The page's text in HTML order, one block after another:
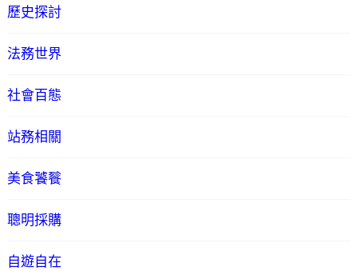
歷史探討
法務世界
社會百態
站務相關
美食饕餮
聰明採購
自遊自在